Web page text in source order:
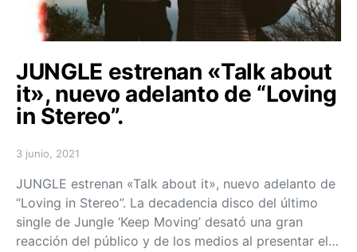
JUNGLE estrenan «Talk about
it», nuevo adelanto de “Loving
in Stereo”.
Posted on
3 junio, 2021
JUNGLE estrenan «Talk about it», nuevo adelanto de
“Loving in Stereo”. La decadencia disco del último
single de Jungle ‘Keep Moving’ desató una gran
reacción del público y de los medios al presentar el…